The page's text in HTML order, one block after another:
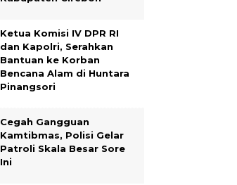
Ketua Komisi IV DPR RI
dan Kapolri, Serahkan
Bantuan ke Korban
Bencana Alam di Huntara
Pinangsori
Cegah Gangguan
Kamtibmas, Polisi Gelar
Patroli Skala Besar Sore
Ini